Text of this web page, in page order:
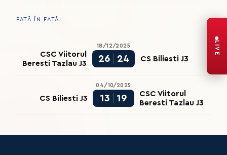
FAȚĂ ÎN FAȚĂ
18/12/2025
CSC Viitorul
Beresti Tazlau J3
26 24 CS Biliesti J3
04/10/2025
CS Biliesti J3 13 19
CSC Viitorul
Beresti Tazlau J3
LIVE